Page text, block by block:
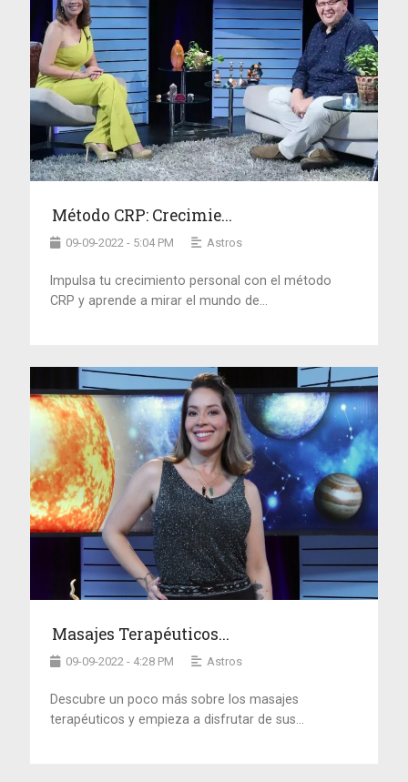
Método CRP: Crecimie...
09-09-2022 - 5:04 PM Astros
Impulsa tu crecimiento personal con el método
CRP y aprende a mirar el mundo de...
Masajes Terapéuticos...
09-09-2022 - 4:28 PM Astros
Descubre un poco más sobre los masajes
terapéuticos y empieza a disfrutar de sus...